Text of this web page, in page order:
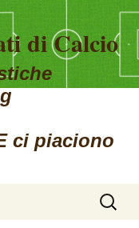
di Calcio
ci piaciono
Ricerca
per: